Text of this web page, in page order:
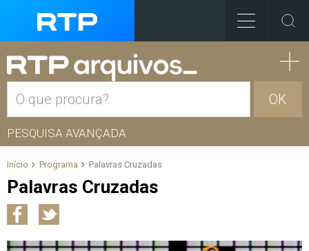
OK
PESQUISA AVANÇADA
Início Programa Palavras Cruzadas
Palavras Cruzadas